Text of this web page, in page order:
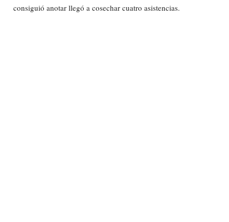
consiguió anotar llegó a cosechar cuatro asistencias.